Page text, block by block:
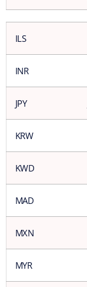
ILS
INR
JPY
KRW
KWD
MAD
MXN
MYR